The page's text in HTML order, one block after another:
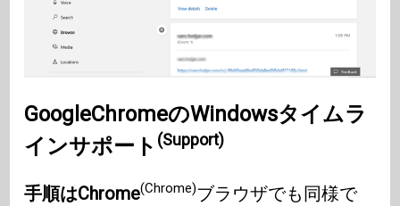
GoogleChromeのWindowsタイムラ
インサポート (Support)
手順はChrome(Chrome)ブラウザでも同様で